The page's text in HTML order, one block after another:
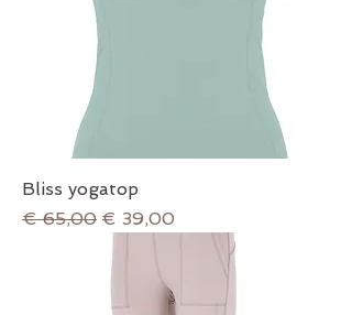
Bliss yogatop
Normale prijs
€ 65,00 Verkoopprijs
€ 39,00